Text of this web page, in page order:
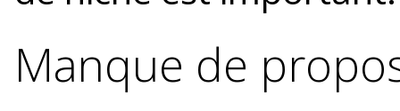
Manque de